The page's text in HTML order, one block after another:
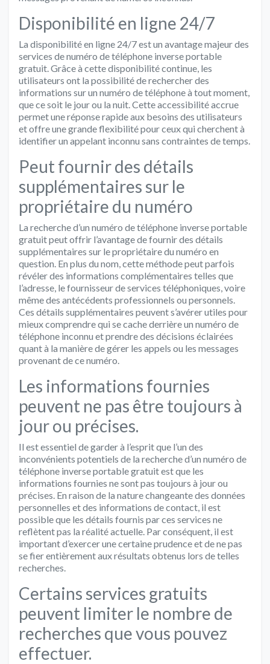
Disponibilité en ligne 24/7
La disponibilité en ligne 24/7 est un avantage majeur des
services de numéro de téléphone inverse portable
gratuit. Grâce à cette disponibilité continue, les
utilisateurs ont la possibilité de rechercher des
informations sur un numéro de téléphone à tout moment,
que ce soit le jour ou la nuit. Cette accessibilité accrue
permet une réponse rapide aux besoins des utilisateurs
et offre une grande flexibilité pour ceux qui cherchent à
identifier un appelant inconnu sans contraintes de temps.
Peut fournir des détails
supplémentaires sur le
propriétaire du numéro
La recherche d’un numéro de téléphone inverse portable
gratuit peut offrir l’avantage de fournir des détails
supplémentaires sur le propriétaire du numéro en
question. En plus du nom, cette méthode peut parfois
révéler des informations complémentaires telles que
l’adresse, le fournisseur de services téléphoniques, voire
même des antécédents professionnels ou personnels.
Ces détails supplémentaires peuvent s’avérer utiles pour
mieux comprendre qui se cache derrière un numéro de
téléphone inconnu et prendre des décisions éclairées
quant à la manière de gérer les appels ou les messages
provenant de ce numéro.
Les informations fournies
peuvent ne pas être toujours à
jour ou précises.
Il est essentiel de garder à l’esprit que l’un des
inconvénients potentiels de la recherche d’un numéro de
téléphone inverse portable gratuit est que les
informations fournies ne sont pas toujours à jour ou
précises. En raison de la nature changeante des données
personnelles et des informations de contact, il est
possible que les détails fournis par ces services ne
reflètent pas la réalité actuelle. Par conséquent, il est
important d’exercer une certaine prudence et de ne pas
se fier entièrement aux résultats obtenus lors de telles
recherches.
Certains services gratuits
peuvent limiter le nombre de
recherches que vous pouvez
effectuer.